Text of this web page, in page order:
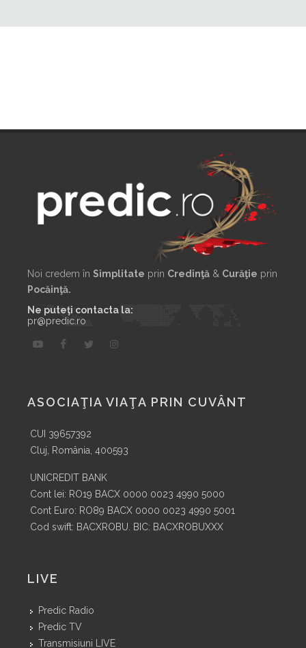
Noi credem în Simplitate prin Credinţă & Curăţie prin
Pocăinţă.
Ne puteţi contacta la:
pr@predic.ro
ASOCIAŢIA VIAŢA PRIN CUVÂNT
CUI 39657392
Cluj, România, 400593
UNICREDIT BANK
Cont lei: RO19 BACX 0000 0023 4990 5000
Cont Euro: RO89 BACX 0000 0023 4990 5001
Cod swift: BACXROBU. BIC: BACXROBUXXX
LIVE
Predic Radio
Predic TV
Transmisiuni LIVE